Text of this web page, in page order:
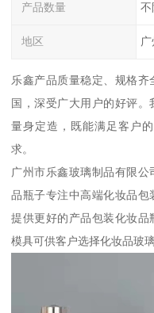
产品数量 不
地区 广
乐鑫产品质量稳定、规格
国，深受广大用户的好评
量身定造，既能满足客户
求。
广州市乐鑫玻璃制品有限
品瓶子专注中高端化妆品
提供更好的产品包装化妆品
模具可供客户选择化妆品玻